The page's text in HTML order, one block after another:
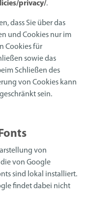
privacy/.
dass Sie über das
und Cookies nur im
Cookies für
sowie das
Schließen des
von Cookies kann
sein.
von
von Google
sind lokal installiert.
findet dabei nicht